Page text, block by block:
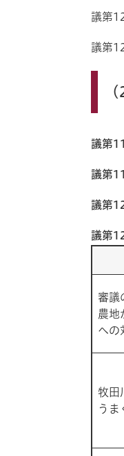
議第
議第
議第
議第
議第
議第
審議
農地
への
牧田
うま